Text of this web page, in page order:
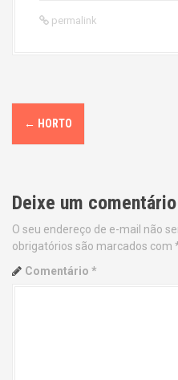
permalink
P
o
t
n
a
← HORTO
Deixe um comentário
O seu endereço de e-mail não
obrigatórios são marcados com
Comentário *